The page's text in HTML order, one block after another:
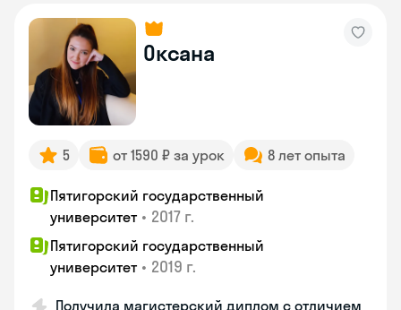
Оксана
5 от 1590 ₽ за урок 8 лет опыта
Пятигорский государственный
университет • 2017 г.
Пятигорский государственный
университет • 2019 г.
Получила магистерский диплом с отличием